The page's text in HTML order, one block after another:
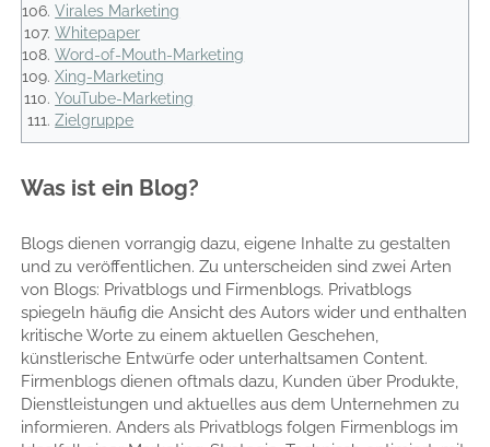
Virales Marketing
Whitepaper
Word-of-Mouth-Marketing
Xing-Marketing
YouTube-Marketing
Zielgruppe
Was ist ein Blog?
Blogs dienen vorrangig dazu, eigene Inhalte zu gestalten
und zu veröffentlichen. Zu unterscheiden sind zwei Arten
von Blogs: Privatblogs und Firmenblogs. Privatblogs
spiegeln häufig die Ansicht des Autors wider und enthalten
kritische Worte zu einem aktuellen Geschehen,
künstlerische Entwürfe oder unterhaltsamen Content.
Firmenblogs dienen oftmals dazu, Kunden über Produkte,
Dienstleistungen und aktuelles aus dem Unternehmen zu
informieren. Anders als Privatblogs folgen Firmenblogs im